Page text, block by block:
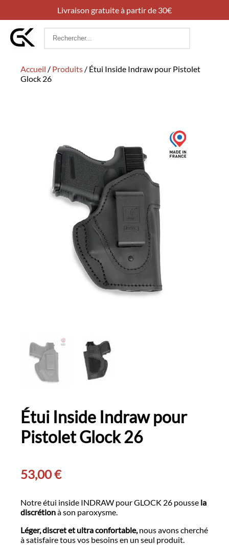
Livraison gratuite à partir de 30€
Rechercher
Accueil / Produits / Étui Inside Indraw pour Pistolet
Glock 26
Étui Inside Indraw pour
Pistolet Glock 26
53,00€
Notre étui inside INDRAW pour GLOCK 26 pousse la
discrétionà son paroxysme.
Léger, discret et ultra confortable, nous avons cherché
à satisfaire tous vos besoins en un seul produit.